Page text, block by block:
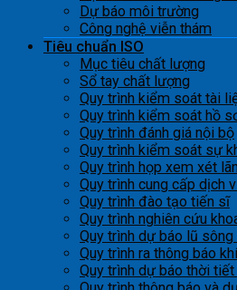
Dự báo môi trường
Công nghệ viễn thám
Tiêu chuẩn ISO
Mục tiêu chất lượng
Sổ tay chất lượng
Quy trình kiểm soát tài
Quy trình kiểm soát hồ
Quy trình đánh giá nội bộ
Quy trình kiểm soát sự
Quy trình họp xem xét
Quy trình cung cấp dịch
Quy trình đào tạo tiến sĩ
Quy trình nghiên cứu
Quy trình dự báo lũ sông
Quy trình ra thông báo
Quy trình dự báo thời